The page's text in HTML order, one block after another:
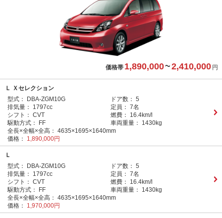
価格帯 1,890,000~2,410,000 円
Ｌ Ｘセレクション
型式：
DBA-ZGM10G ドア数： 5
排気量：
1797cc 定員： 7名
シフト： CVT 燃費：
16.4km/l
駆動方式：
FF 車両重量：
1430kg
全長×全幅×全高： 4635×1695×1640mm
価格：
1,890,000円
Ｌ
型式：
DBA-ZGM10G ドア数： 5
排気量：
1797cc 定員： 7名
シフト： CVT 燃費：
16.4km/l
駆動方式：
FF 車両重量：
1430kg
全長×全幅×全高： 4635×1695×1640mm
価格：
1,970,000円